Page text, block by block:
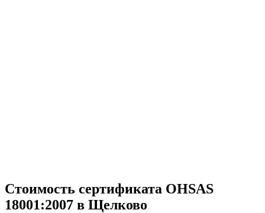
Стоимость сертификата OHSAS
18001:2007 в Щелково